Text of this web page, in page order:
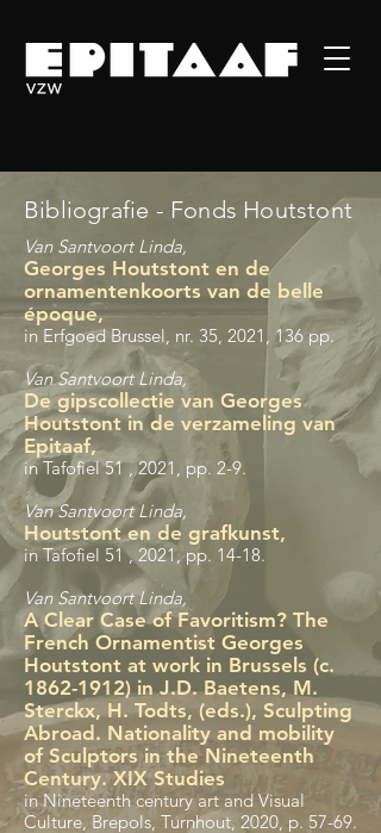
Bibliografie - Fonds Houtstont
Van Santvoort Linda,
Georges Houtstont en de
ornamentenkoorts van de belle
époque,
in Erfgoed Brussel, nr. 35, 2021, 136 pp.
Van Santvoort Linda,
De gipscollectie van Georges
Houtstont in de verzameling van
Epitaaf,
in Tafofiel 51 , 2021, pp. 2-9.
Van Santvoort Linda,
Houtstont en de grafkunst,
in Tafofiel 51 , 2021, pp. 14-18.
Van Santvoort Linda,
A Clear Case of Favoritism? The
French Ornamentist Georges
Houtstont at work in Brussels (c.
1862-1912) in J.D. Baetens, M.
Sterckx, H. Todts, (eds.), Sculpting
Abroad. Nationality and mobility
of Sculptors in the Nineteenth
Century. XIX Studies
in Nineteenth century art and Visual
Culture, Brepols, Turnhout, 2020, p. 57-69.